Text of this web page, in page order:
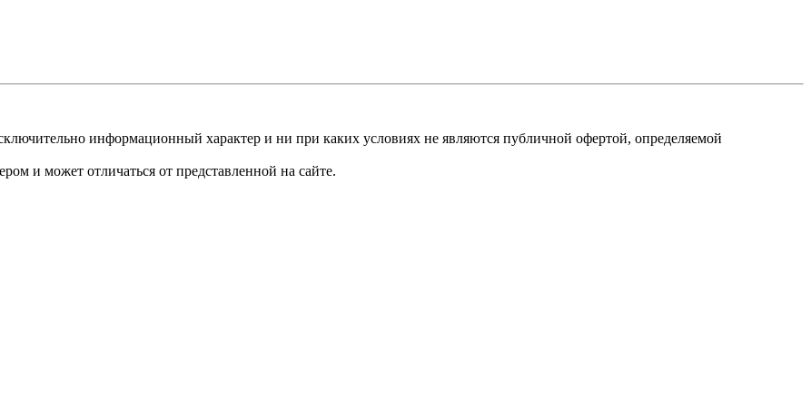
информационный характер и ни при каких условиях не являются публичной офертой, определяемой
и может отличаться от представленной на сайте.